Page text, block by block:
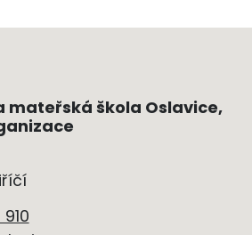
mateřská škola Oslavice,